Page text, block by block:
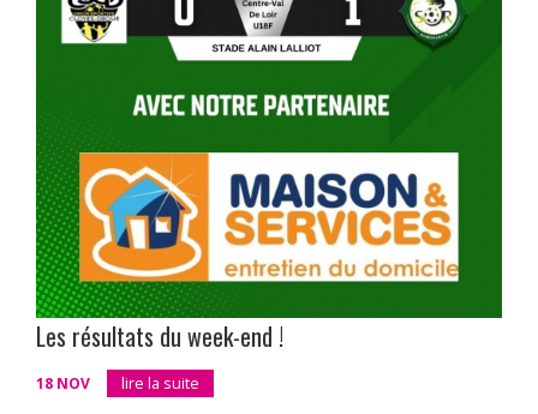
Les résultats du week-end !
18 NOV lire la suite